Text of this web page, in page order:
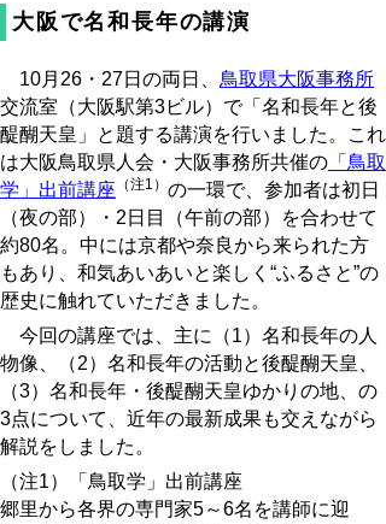
大阪で名和長年の講演
10月26・27日の両日、 鳥取県大阪事務所
交流室（大阪駅第3ビル）で「名和長年と後
醍醐天皇」と題する講演を行いました。これ
は大阪鳥取県人会・大阪事務所共催の 「鳥取
学」出前講座 （注1） の一環で、参加者は初日
（夜の部）・2日目（午前の部）を合わせて
約80名。中には京都や奈良から来られた方
もあり、和気あいあいと楽しく“ふるさと”の
歴史に触れていただきました。
今回の講座では、主に（1）名和長年の人
物像、（2）名和長年の活動と後醍醐天皇、
（3）名和長年・後醍醐天皇ゆかりの地、の
3点について、近年の最新成果も交えながら
解説をしました。
（注1）「鳥取学」出前講座
郷里から各界の専門家5～6名を講師に迎